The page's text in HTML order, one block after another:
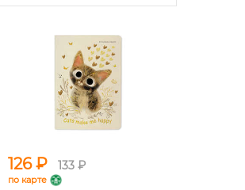
126 ₽ 133 ₽
по карте